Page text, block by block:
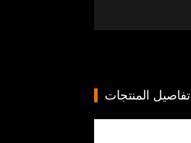
تفاصيل المنتجات